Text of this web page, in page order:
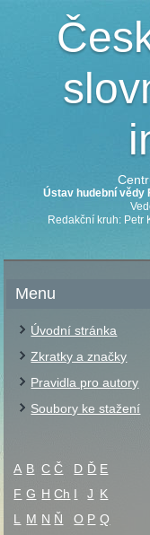
Ústav hudební vědy
Redakční kruh: Petr
Menu
Úvodní stránka
Zkratky a značky
Pravidla pro autory
Soubory ke stažení
A B C Č D Ď E
F G H Ch I J K
L
M N Ň O P Q